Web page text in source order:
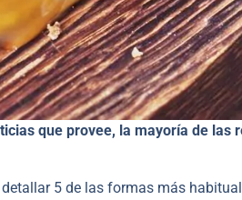
que provee, la mayoría de las
5 de las formas más